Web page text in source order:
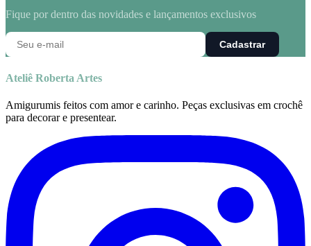
Fique por dentro das novidades e lançamentos exclusivos
Cadastrar
Ateliê Roberta Artes
Amigurumis feitos com amor e carinho. Peças exclusivas em crochê
para decorar e presentear.